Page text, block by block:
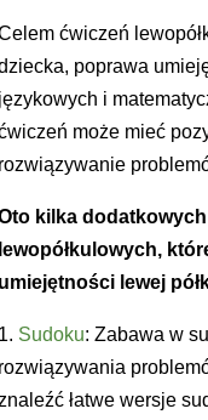
ćwiczeń
poprawa
i
może mieć
kilka
lewej
Sudoku: Zabawa w
łatwe wersje